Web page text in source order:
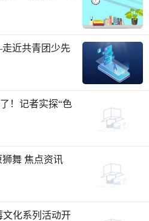
近共青团少先
！记者实探“色
舞 焦点资讯
文化系列活动开